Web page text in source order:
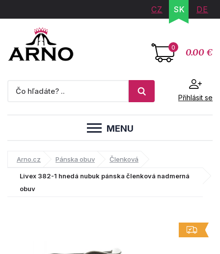
CZ SK DE
0 0.00 €
Přihlásit se
MENU
Arno.cz Pánska obuv Členková
Livex 382-1 hnedá nubuk pánska členková nadmerná
obuv